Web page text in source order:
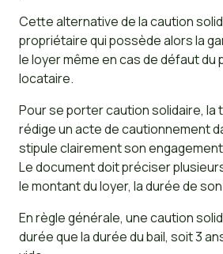
Cette alternative de la caution
propriétaire qui possède alors la
le loyer même en cas de défaut du
locataire.
Pour se porter caution solidaire, la
rédige un acte de cautionnement
stipule clairement son
Le document doit préciser
le montant du loyer, la durée de
En règle générale, une caution
durée que la durée du bail, soit 3